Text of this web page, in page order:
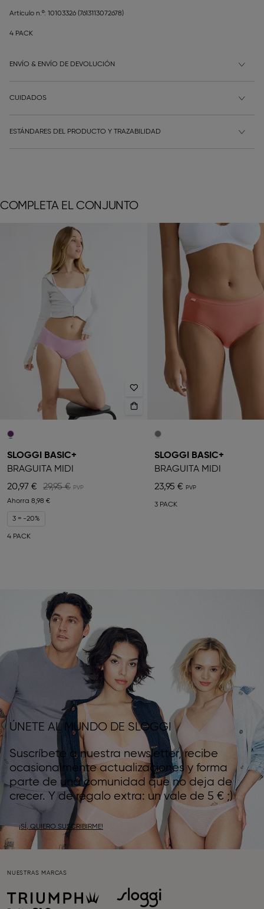
Artículo n.º: 10103326 (7613113072678)
4 PACK
ENVÍO & ENVÍO DE DEVOLUCIÓN
CUIDADOS
ESTÁNDARES DEL PRODUCTO Y TRAZABILIDAD
COMPLETA EL CONJUNTO
SLOGGI BASIC+
BRAGUITA MIDI
20,97 €
29,95 €
Ahorra 8,98 €
3 = -20%
4 PACK
SLOGGI BASIC+
BRAGUITA MIDI
23,95 €
3 PACK
ÚNETE AL MUNDO DE SLOGGI
Suscríbete a nuestra newsletter, recibe
ocasionalmente actualizaciones y forma
parte de una comunidad que no deja de
crecer. Y de regalo extra: un vale de 5 € ;)
¡SÍ, QUIERO SUSCRIBIRME!
NUESTRAS MARCAS